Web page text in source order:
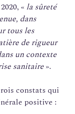
« la sûreté
dans
tous les
de rigueur
un contexte
sanitaire».
constats qui
positive :